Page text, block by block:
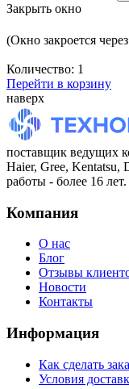
Закрыть окно
(Окно закроется через
Количество: 1
Перейти в корзину
наверх
поставщик ведущих
Haier, Gree,
работы - более 16 лет.
Компания
О нас
Блог
Отзывы
Новости
Контакты
Информация
Как сделать
Условия